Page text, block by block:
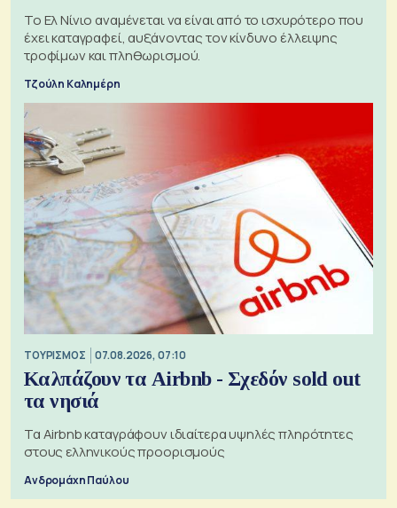
Το Ελ Νίνιο αναμένεται να είναι από το ισχυρότερο που
έχει καταγραφεί, αυξάνοντας τον κίνδυνο έλλειψης
τροφίμων και πληθωρισμού.
Τζούλη Καλημέρη
ΤΟΥΡΙΣΜΟΣ 07.08.2026, 07:10
Καλπάζουν τα Airbnb - Σχεδόν sold out
τα νησιά
Τα Airbnb καταγράφουν ιδιαίτερα υψηλές πληρότητες
στους ελληνικούς προορισμούς
Ανδρομάχη Παύλου